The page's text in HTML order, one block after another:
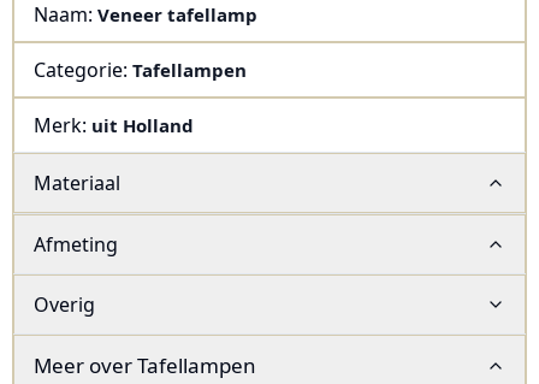
Naam: Veneer tafellamp
Categorie: Tafellampen
Merk: uit Holland
Materiaal
Afmeting
Overig
Meer overTafellampen